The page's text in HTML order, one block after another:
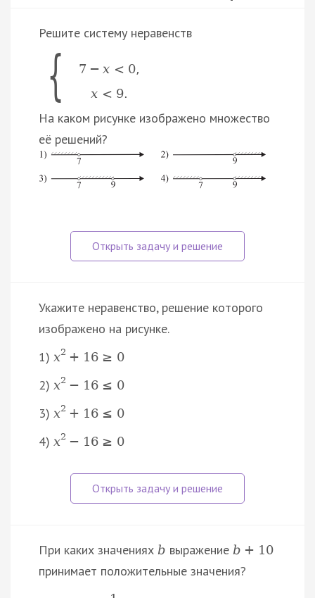
Решите систему неравенств
{ 7 − x < 0,
x < 9.
На каком рисунке изображено множество
её решений?
Укажите неравенство, решение которого
изображено на рисунке.
1) x2 + 16 ≥ 0
2) x2 − 16 ≤ 0
3) x2 + 16 ≤ 0
4) x2 − 16 ≥ 0
При каких значениях b выражение b + 10
принимает положительные значения?